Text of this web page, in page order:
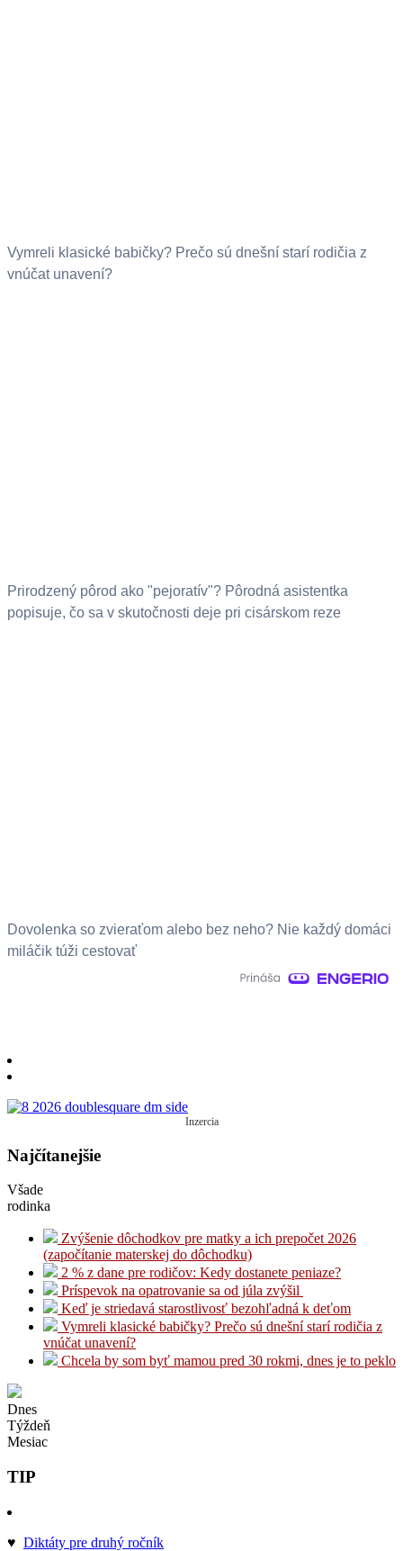
Vymreli klasické babičky? Prečo sú dnešní starí rodičia z
vnúčat unavení?
Prirodzený pôrod ako "pejoratív"? Pôrodná asistentka
popisuje, čo sa v skutočnosti deje pri cisárskom reze
Dovolenka so zvieraťom alebo bez neho? Nie každý domáci
miláčik túži cestovať
Inzercia
Najčítanejšie
Všade
rodinka
Zvýšenie dôchodkov pre matky a ich prepočet 2026
(započítanie materskej do dôchodku)
2 % z dane pre rodičov: Kedy dostanete peniaze?
Príspevok na opatrovanie sa od júla zvýšil
Keď je striedavá starostlivosť bezohľadná k deťom
Vymreli klasické babičky? Prečo sú dnešní starí rodičia z
vnúčat unavení?
Chcela by som byť mamou pred 30 rokmi, dnes je to peklo
Dnes
Týždeň
Mesiac
TIP
♥ Diktáty pre druhý ročník